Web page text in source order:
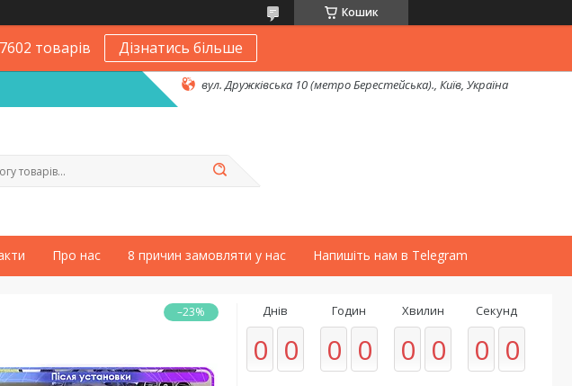
Кошик
товарів Дізнатись більше
вул. Дружківська 10 (метро Берестейська)., Київ, Україна
Про нас 8 причин замовляти у нас Напишіть нам в Telegram
–23% Днів
0 0
Годин
0 0
Хвилин
0 0
Секунд
0 0